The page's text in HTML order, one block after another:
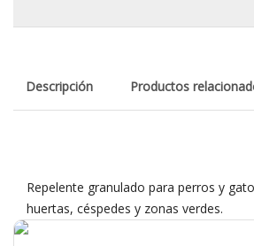
Descripción Productos
Repelente granulado para perros y
huertas, céspedes y zonas verdes.